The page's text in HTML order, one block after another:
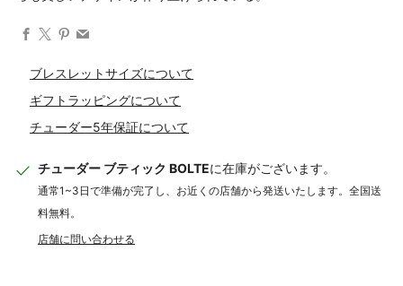
ブレスレットサイズについて
ギフトラッピングについて
チューダー5年保証について
チューダー ブティック BOLTEに在庫がございます。
通常1~3日で準備が完了し、お近くの店舗から発送いたします。全国送
料無料。
店舗に問い合わせる